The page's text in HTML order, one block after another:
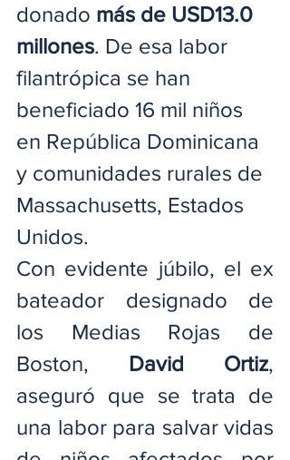
donado más de USD13.0
millones. De esa labor
filantrópica se han
beneficiado 16 mil niños
en República Dominicana
y comunidades rurales de
Massachusetts, Estados
Unidos.
Con evidente júbilo, el ex
bateador designado de
los Medias Rojas de
Boston, David Ortiz,
aseguró que se trata de
una labor para salvar vidas